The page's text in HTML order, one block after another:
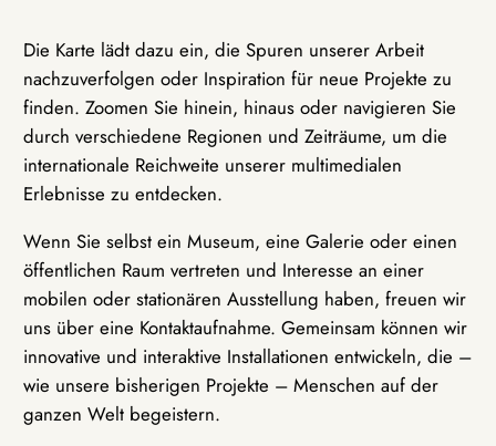
Die Karte lädt dazu ein, die Spuren unserer Arbeit
nachzuverfolgen oder Inspiration für neue Projekte zu
finden. Zoomen Sie hinein, hinaus oder navigieren Sie
durch verschiedene Regionen und Zeiträume, um die
internationale Reichweite unserer multimedialen
Erlebnisse zu entdecken.
Wenn Sie selbst ein Museum, eine Galerie oder einen
öffentlichen Raum vertreten und Interesse an einer
mobilen oder stationären Ausstellung haben, freuen wir
uns über eine Kontaktaufnahme. Gemeinsam können wir
innovative und interaktive Installationen entwickeln, die –
wie unsere bisherigen Projekte – Menschen auf der
ganzen Welt begeistern.